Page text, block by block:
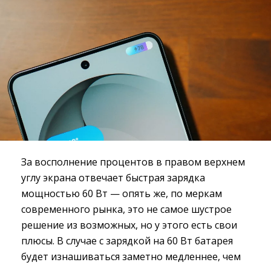
За восполнение процентов в правом верхнем
углу экрана отвечает быстрая зарядка
мощностью 60 Вт — опять же, по меркам
современного рынка, это не самое шустрое
решение из возможных, но у этого есть свои
плюсы. В случае с зарядкой на 60 Вт батарея
будет изнашиваться заметно медленнее, чем